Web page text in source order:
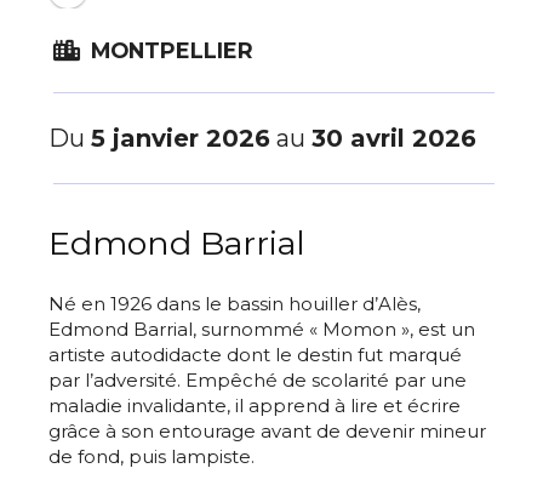
MONTPELLIER
Du 5 janvier 2026 au 30 avril 2026
Edmond Barrial
Né en 1926 dans le bassin houiller d’Alès,
Edmond Barrial, surnommé « Momon », est un
artiste autodidacte dont le destin fut marqué
par l’adversité. Empêché de scolarité par une
maladie invalidante, il apprend à lire et écrire
grâce à son entourage avant de devenir mineur
de fond, puis lampiste.